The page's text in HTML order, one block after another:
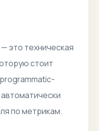
— это техническая
стоит
по метрикам.